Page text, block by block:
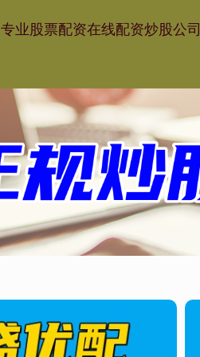
专业股票配资在线配资炒股公